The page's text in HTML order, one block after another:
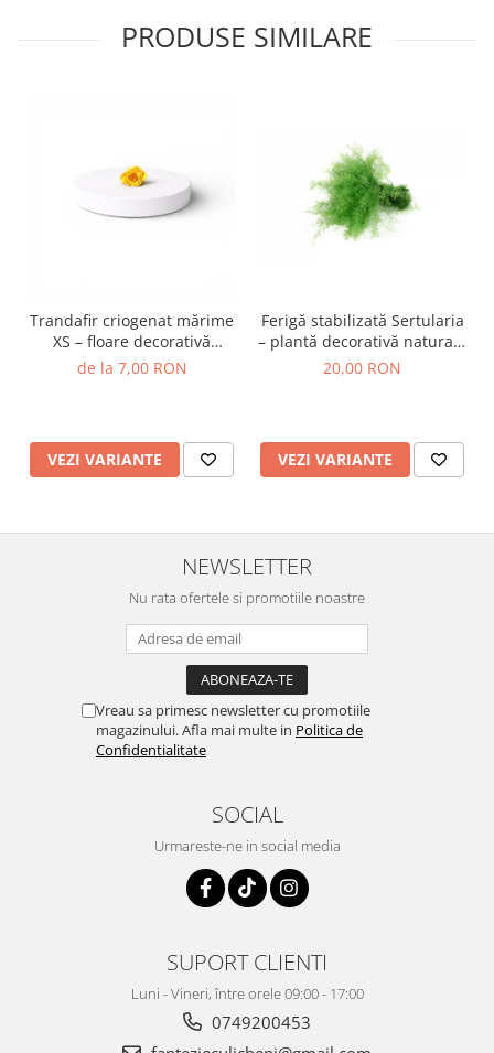
PRODUSE SIMILARE
Trandafir criogenat mărime
XS – floare decorativă
naturală
de la 7,00 RON
VEZI VARIANTE
Ferigă stabilizată Sertularia
– plantă decorativă naturală
pentru tablouri și
20,00 RON
VEZI VARIANTE
NEWSLETTER
Nu rata ofertele si promotiile noastre
Vreau sa primesc newsletter cu promotiile
magazinului. Afla mai multe in Politica de
Confidentialitate
SOCIAL
Urmareste-ne in social media
SUPORT CLIENTI
Luni - Vineri, între orele 09:00 - 17:00
0749200453